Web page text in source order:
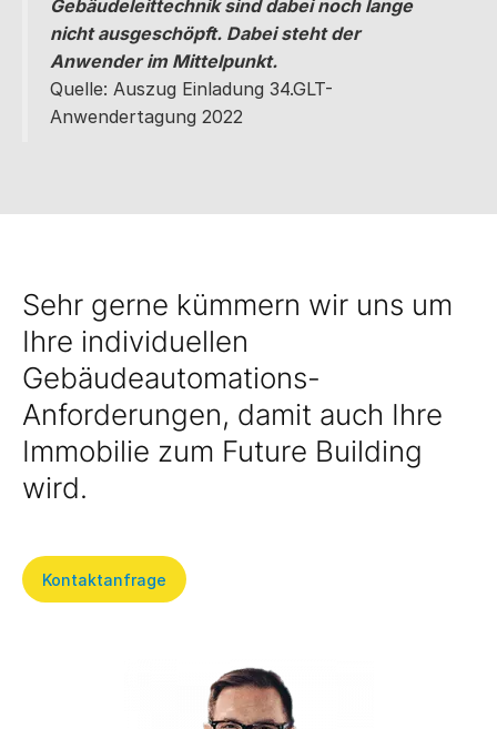
Gebäudeleittechnik sind dabei noch lange
nicht ausgeschöpft. Dabei steht der
Anwender im Mittelpunkt.
Quelle: Auszug Einladung 34.GLT-
Anwendertagung 2022
Sehr gerne kümmern wir uns um
Ihre individuellen
Gebäudeautomations-
Anforderungen, damit auch Ihre
Immobilie zum Future Building
wird.
Kontaktanfrage